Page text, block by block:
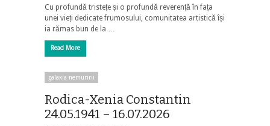
Cu profundă tristețe și o profundă reverență în fața
unei vieți dedicate frumosului, comunitatea artistică își
ia rămas bun de la …
Read More
galaxia nemuririi
Rodica-Xenia Constantin
24.05.1941 – 16.07.2026